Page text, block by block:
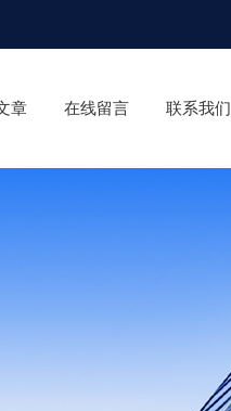
章 在线留言 联系我们